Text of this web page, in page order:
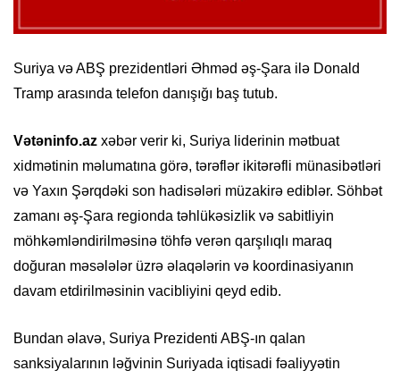
Suriya və ABŞ prezidentləri Əhməd əş-Şara ilə Donald
Tramp arasında telefon danışığı baş tutub.
Vətəninfo.az xəbər verir ki, Suriya liderinin mətbuat
xidmətinin məlumatına görə, tərəflər ikitərəfli münasibətləri
və Yaxın Şərqdəki son hadisələri müzakirə ediblər. Söhbət
zamanı əş-Şara regionda təhlükəsizlik və sabitliyin
möhkəmləndirilməsinə töhfə verən qarşılıqlı maraq
doğuran məsələlər üzrə əlaqələrin və koordinasiyanın
davam etdirilməsinin vacibliyini qeyd edib.
Bundan əlavə, Suriya Prezidenti ABŞ-ın qalan
sanksiyalarının ləğvinin Suriyada iqtisadi fəaliyyətin